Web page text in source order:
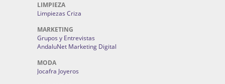
LIMPIEZA
Limpiezas Criza
MARKETING
Grupos y Entrevistas
AndaluNet Marketing Digital
MODA
Jocafra Joyeros